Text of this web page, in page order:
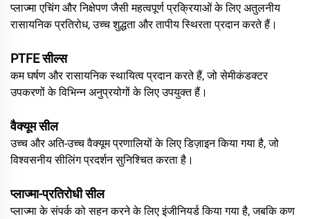
प्लाज्मा एचिंग और निक्षेपण जैसी महत्वपूर्ण प्रक्रियाओं के लिए अतुलनीय
रासायनिक प्रतिरोध, उच्च शुद्धता और तापीय स्थिरता प्रदान करते हैं।
PTFE सील्स
कम घर्षण और रासायनिक स्थायित्व प्रदान करते हैं, जो सेमीकंडक्टर
उपकरणों के विभिन्न अनुप्रयोगों के लिए उपयुक्त हैं।
वैक्यूम सील
उच्च और अति-उच्च वैक्यूम प्रणालियों के लिए डिज़ाइन किया गया है, जो
विश्वसनीय सीलिंग प्रदर्शन सुनिश्चित करता है।
प्लाज्मा-प्रतिरोधी सील
प्लाज्मा के संपर्क को सहन करने के लिए इंजीनियर्ड किया गया है, जबकि कण